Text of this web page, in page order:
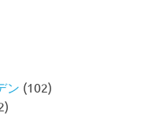
ン (102)